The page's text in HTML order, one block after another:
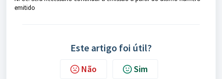
emitido
Este artigo foi útil?
Não Sim